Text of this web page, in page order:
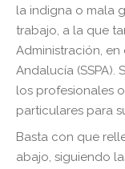
la indigna o mala
trabajo, a la que
Administración, en
Andalucía
los profesionales
particulares para
Basta con que
abajo, siguiendo